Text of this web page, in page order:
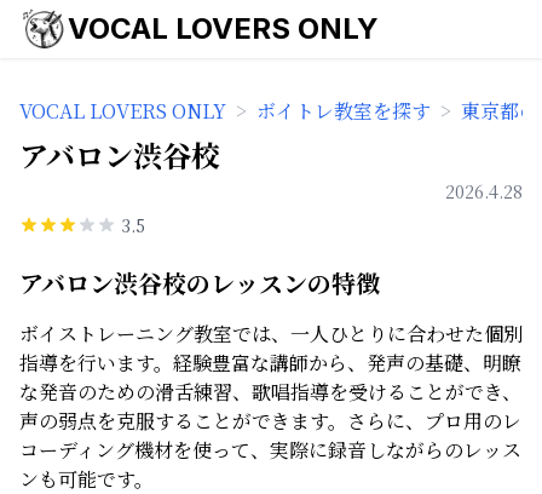
VOCAL LOVERS ONLY
VOCAL LOVERS ONLY > ボイトレ教室を探す > 東京都
アバロン渋谷校
2026.4.28
3.5
アバロン渋谷校のレッスンの特徴
ボイストレーニング教室では、一人ひとりに合わせた個別
指導を行います。経験豊富な講師から、発声の基礎、明瞭
な発音のための滑舌練習、歌唱指導を受けることができ、
声の弱点を克服することができます。さらに、プロ用のレ
コーディング機材を使って、実際に録音しながらのレッス
ンも可能です。